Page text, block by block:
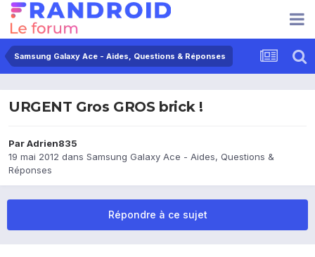
Samsung Galaxy Ace - Aides, Questions & Réponses
URGENT Gros GROS brick !
ParAdrien835
19 mai 2012 dans Samsung Galaxy Ace - Aides, Questions &
Réponses
Répondre à ce sujet